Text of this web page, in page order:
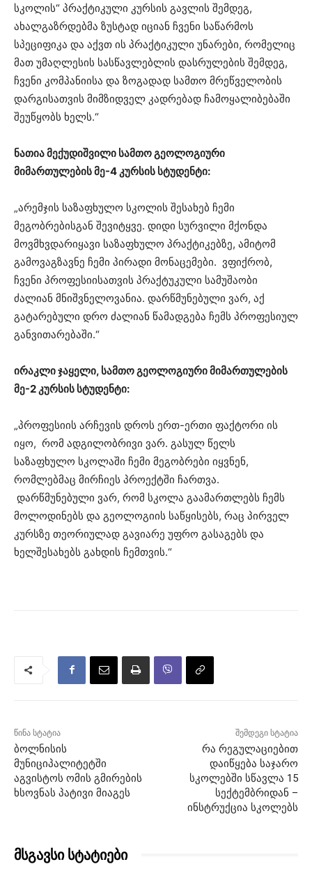
სკოლის“ პრაქტიკული კურსის გავლის შემდეგ,
ახალგაზრდებმა ზუსტად იციან ჩვენი საწარმოს
სპეციფიკა და აქვთ ის პრაქტიკული უნარები, რომელიც
მათ უმაღლესის სასწავლებლის დასრულების შემდეგ,
ჩვენი კომპანიისა და ზოგადად სამთო მრეწველობის
დარგისათვის მიმზიდველ კადრებად ჩამოყალიბებაში
შეუწყობს ხელს.“
ნათია მექუდიშვილი სამთო გეოლოგიური
მიმართულების მე-4 კურსის სტუდენტი:
„არემჯის საზაფხულო სკოლის შესახებ ჩემი
მეგობრებისგან შევიტყვე. დიდი სურვილი მქონდა
მოვმხვდარიყავი საზაფხულო პრაქტიკებზე, ამიტომ
გამოვაგზავნე ჩემი პირადი მონაცემები. ვფიქრობ,
ჩვენი პროფესიისათვის პრაქტუკული სამუშაობი
ძალიან მნიშვნელოვანია. დარწმუნებული ვარ, აქ
გატარებული დრო ძალიან წამადგება ჩემს პროფესიულ
განვითარებაში.“
ირაკლი ჯაყელი, სამთო გეოლოგიური მიმართულების
მე-2 კურსის სტუდენტი:
„პროფესიის არჩევის დროს ერთ-ერთი ფაქტორი ის
იყო, რომ ადგილობრივი ვარ. გასულ წელს
საზაფხულო სკოლაში ჩემი მეგობრები იყვნენ,
რომლებმაც მირჩიეს პროექტში ჩართვა.
დარწმუნებული ვარ, რომ სკოლა გაამართლებს ჩემს
მოლოდინებს და გეოლოგიის საწყისებს, რაც პირველ
კურსზე თეორიულად გავიარე უფრო გასაგებს და
ხელშესახებს გახდის ჩემთვის.“
წინა სტატია
ბოლნისის
მუნიციპალიტეტში
აგვისტოს ომის გმირების
ხსოვნას პატივი მიაგეს
შემდეგი სტატია
რა რეგულაციებით
დაიწყება საჯარო
სკოლებში სწავლა 15
სექტემბრიდან –
ინსტრუქცია სკოლებს
მსგავსი სტატიები